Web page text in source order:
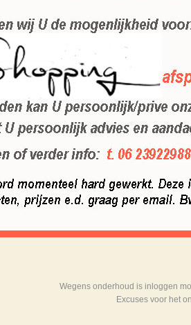
Wegens onderhoud is inloggen
Excuses voor het